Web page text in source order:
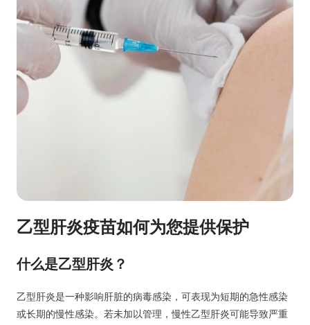
乙型肝炎疫苗如何为您提供保护
什么是乙型肝炎？
乙型肝炎是一种影响肝脏的病毒感染，可表现为短期的急性感染
或长期的慢性感染。若未加以管理，慢性乙型肝炎可能导致严重